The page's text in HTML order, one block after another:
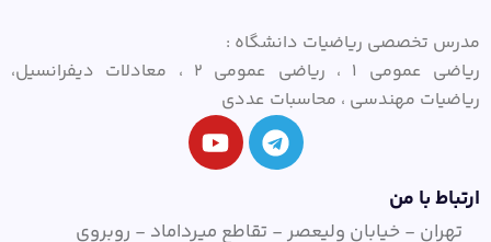
مدرس تخصصی ریاضیات دانشگاه :
ریاضی عمومی ۱ ، ریاضی عمومی ۲ ، معادلات دیفرانسیل،
ریاضیات مهندسی ، محاسبات عددی
ارتباط با من
تهران - خیابان ولیعصر - تقاطع میرداماد - روبروی